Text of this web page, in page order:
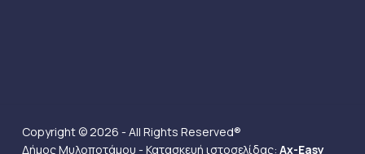
Copyright © 2026 - All Rights Reserved®
Δήμος Μυλοποτάμου - Κατασκευή ιστοσελίδας: Ax-Easy